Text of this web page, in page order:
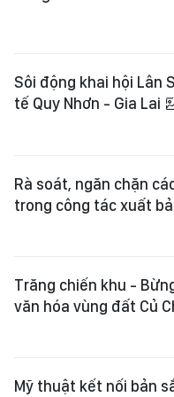
Sôi động khai hội Lân
tế Quy Nhơn - Gia Lai
Rà soát, ngăn chặn
trong công tác xuất
Trăng chiến khu -
văn hóa vùng đất Củ
Mỹ thuật kết nối bản